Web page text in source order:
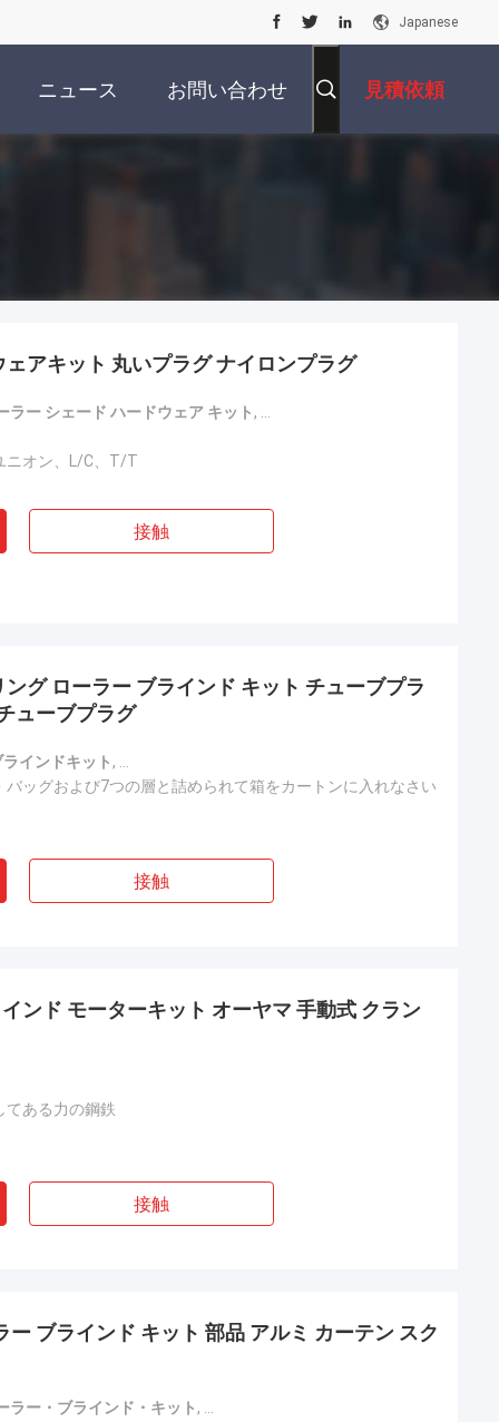
Japanese
ニュース お問い合わせ 見積依頼
アキット 丸いプラグ ナイロンプラグ
ラー シェード ハードウェア キット ,
ニオン、L/C、T/T
接触
グ ローラー ブラインド キット チューブプラ
ューブプラグ
インドキット ,
バッグおよび7つの層と詰められて箱をカートンに入れなさい
接触
ンド モーターキット オーヤマ 手動式 クラン
てある力の鋼鉄
接触
ー ブラインド キット 部品 アルミ カーテン スク
ラー・ブラインド・キット ,